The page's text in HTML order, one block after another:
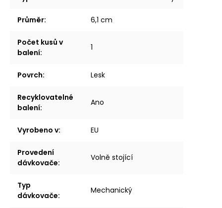
Průměr: 6,1 cm
Počet kusů v
balení:
1
Povrch: Lesk
Recyklovatelné
balení:
Ano
Vyrobeno v: EU
Provedení
dávkovače:
Volně stojící
Typ
dávkovače:
Mechanický